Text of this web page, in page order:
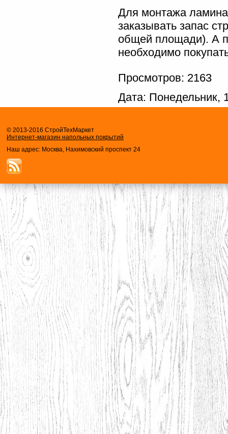
Для монтажа
заказывать запас
общей площади). А
необходимо
Просмотров: 2163
Дата: Понедельник,
© 2013-2016 СтройТехМаркет
Интернет-магазин напольных покрытий
Наш адрес: Москва, Нахимовский проспект 24